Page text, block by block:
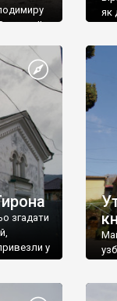
ІІ,
як
згадати
у